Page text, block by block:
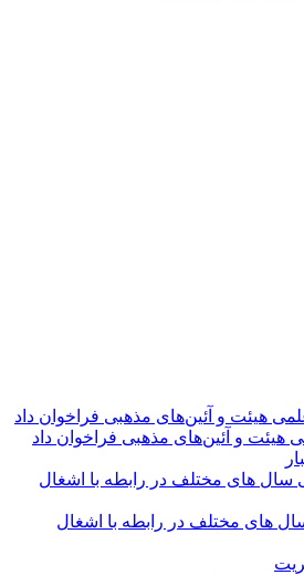
و آئین‌های مذهبی فراخوان داد
های مختلف در رابطه با اشغال